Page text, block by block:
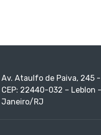
Av. Ataulfo de Paiva, 245
CEP: 22440-032 – Leblon
Janeiro/RJ